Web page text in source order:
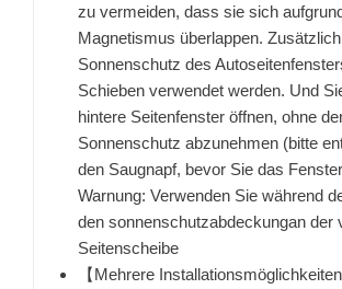
zu vermeiden, dass sie sich
Magnetismus überlappen.
Sonnenschutz des
Schieben verwendet werden. Und
hintere Seitenfenster öffnen, ohne
Sonnenschutz abzunehmen (bitte
den Saugnapf, bevor Sie das
Warnung: Verwenden Sie während
den sonnenschutzabdeckungan der
Seitenscheibe
【Mehrere